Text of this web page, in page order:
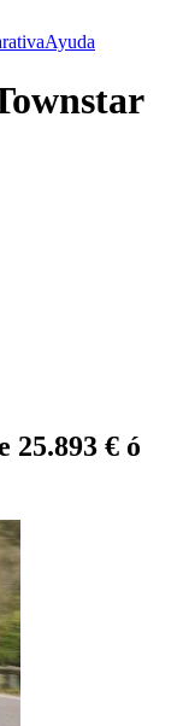
Ayuda
25.893 € ó